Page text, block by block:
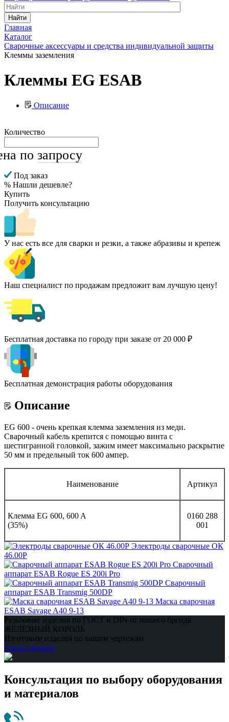
Найти
Главная
Каталог
Сварочные аксессуары и средства индивидуальной защиты
Клеммы заземления
Клеммы EG ESAB
Описание
Количество
по запросу
Под заказ
% Нашли дешевле?
Купить
Получить консультацию
У нас есть все для сварки и резки, а также абразивы и крепеж
Наш специалист по продажам предложит вам лучшую цену!
Бесплатная доставка по городу при заказе от 20 000 ₽
Бесплатная демонстрация работы оборудования
Описание
EG 600 - очень крепкая клемма заземления из меди.
Сварочный кабель крепится с помощью винта с
шестигранной головкой, зажим имеет максимально раскрытие
50 мм и предельный ток 600 ампер.
Наименование Артикул
Клемма EG 600, 600 A
(35%)
0160 288
001
Электроды сварочные ОК
46.00Р
Сварочный
аппарат ESAB Rogue ES 200i Pro
Сварочный
аппарат ESAB Transmig 500DP
Маска сварочная
ESAB Savage A40 9-13
Резьбовые изделия по ГОСТ и DIN от нашего бренда
ЖЕЛЕЗНЫЙ КОРОЛЬ
Изготовим изделия по вашим чертежам
Узнать больше
Консультация по выбору оборудования
и материалов